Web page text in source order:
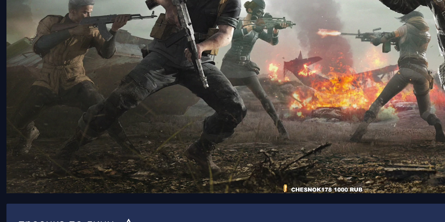
00:17/00:33